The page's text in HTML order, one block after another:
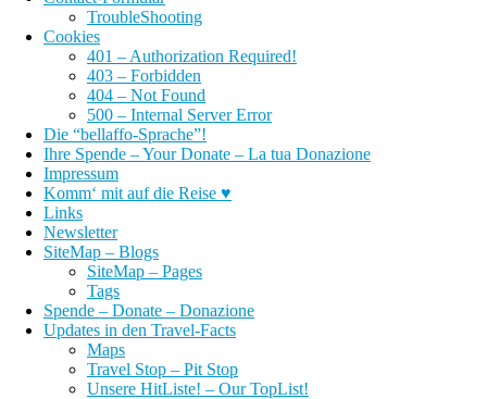
TroubleShooting
Cookies
401 – Authorization Required!
403 – Forbidden
404 – Not Found
500 – Internal Server Error
Die “bellaffo-Sprache”!
Ihre Spende – Your Donate – La tua Donazione
Impressum
Komm‘ mit auf die Reise ♥
Links
Newsletter
SiteMap – Blogs
SiteMap – Pages
Tags
Spende – Donate – Donazione
Updates in den Travel-Facts
Maps
Travel Stop – Pit Stop
Unsere HitListe! – Our TopList!